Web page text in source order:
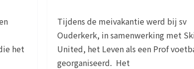
het
Tijdens de meivakantie werd bij sv
Ouderkerk, in samenwerking met
United, het Leven als een Prof
georganiseerd. Het